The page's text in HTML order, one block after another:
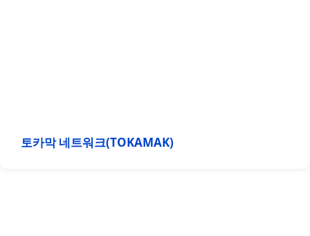
토카막 네트워크(TOKAMAK)